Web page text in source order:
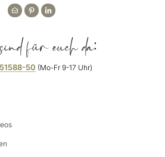
für euch da:
50 (Mo-Fr 9-17 Uhr)